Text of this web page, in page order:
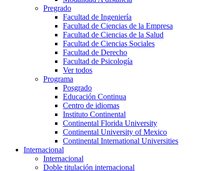
Pregrado
Facultad de Ingeniería
Facultad de Ciencias de la Empresa
Facultad de Ciencias de la Salud
Facultad de Ciencias Sociales
Facultad de Derecho
Facultad de Psicología
Ver todos
Programa
Posgrado
Educación Continua
Centro de idiomas
Instituto Continental
Continental Florida University
Continental University of Mexico
Continental International Universities
Internacional
Internacional
Doble titulación internacional